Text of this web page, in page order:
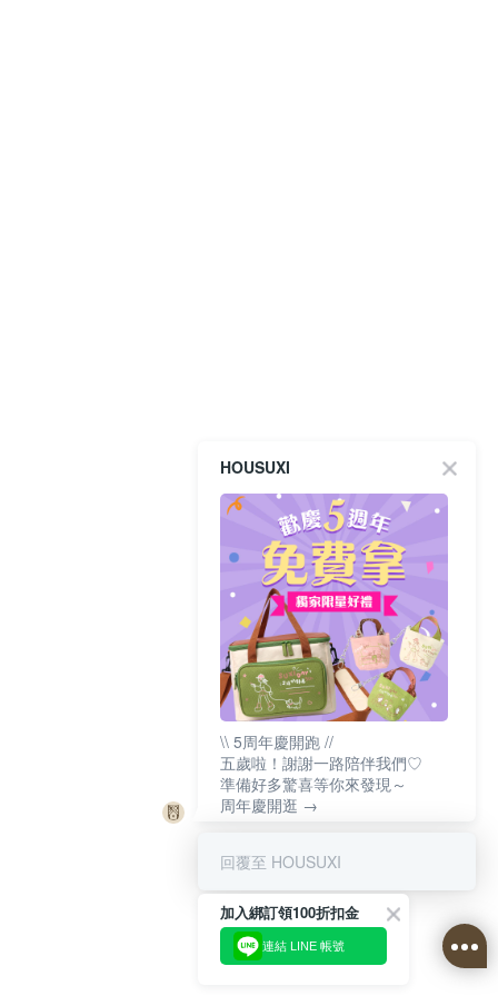
HOUSUXI
\\ 5周年慶開跑 //
五歲啦！謝謝一路陪伴我們♡
準備好多驚喜等你來發現～
周年慶開逛 →
回覆至 HOUSUXI
加入綁訂領100折扣金
連結 LINE 帳號